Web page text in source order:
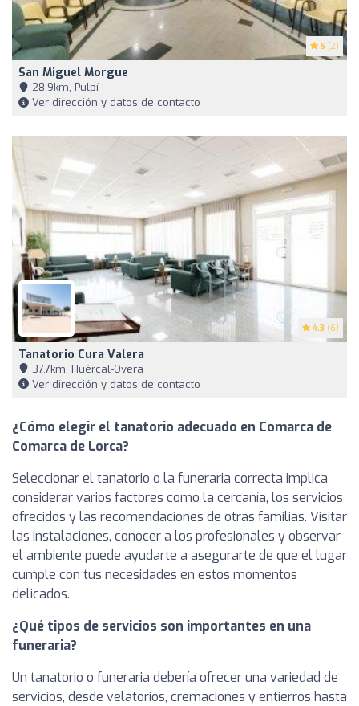
5 (2)
San Miguel Morgue
28,9km, Pulpí
Ver dirección y datos de contacto
4.3 (6)
Tanatorio Cura Valera
37,7km, Huércal-Overa
Ver dirección y datos de contacto
¿Cómo elegir el tanatorio adecuado en Comarca de
Comarca de Lorca?
Seleccionar el tanatorio o la funeraria correcta implica
considerar varios factores como la cercanía, los servicios
ofrecidos y las recomendaciones de otras familias. Visitar
las instalaciones, conocer a los profesionales y observar
el ambiente puede ayudarte a asegurarte de que el lugar
cumple con tus necesidades en estos momentos
delicados.
¿Qué tipos de servicios son importantes en una
funeraria?
Un tanatorio o funeraria debería ofrecer una variedad de
servicios, desde velatorios, cremaciones y entierros hasta